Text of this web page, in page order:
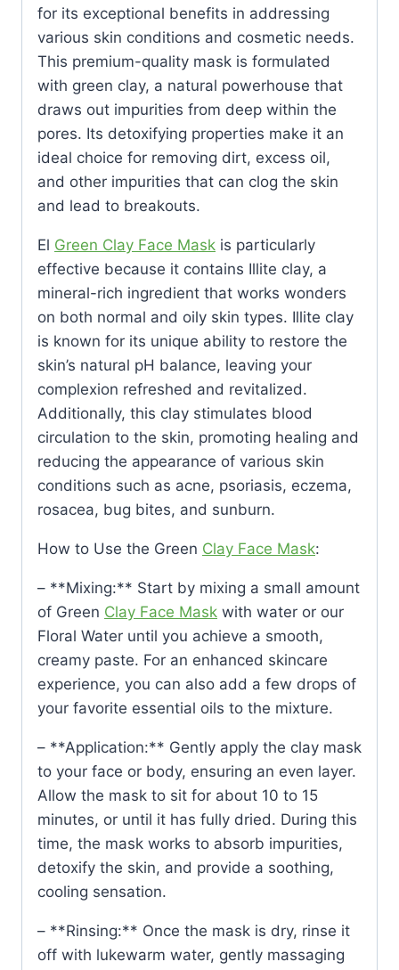
for its exceptional benefits in addressing
various skin conditions and cosmetic needs.
This premium-quality mask is formulated
with green clay, a natural powerhouse that
draws out impurities from deep within the
pores. Its detoxifying properties make it an
ideal choice for removing dirt, excess oil,
and other impurities that can clog the skin
and lead to breakouts.
El Green Clay Face Mask is particularly
effective because it contains Illite clay, a
mineral-rich ingredient that works wonders
on both normal and oily skin types. Illite clay
is known for its unique ability to restore the
skin’s natural pH balance, leaving your
complexion refreshed and revitalized.
Additionally, this clay stimulates blood
circulation to the skin, promoting healing and
reducing the appearance of various skin
conditions such as acne, psoriasis, eczema,
rosacea, bug bites, and sunburn.
How to Use the Green Clay Face Mask:
– **Mixing:** Start by mixing a small amount
of Green Clay Face Mask with water or our
Floral Water until you achieve a smooth,
creamy paste. For an enhanced skincare
experience, you can also add a few drops of
your favorite essential oils to the mixture.
– **Application:** Gently apply the clay mask
to your face or body, ensuring an even layer.
Allow the mask to sit for about 10 to 15
minutes, or until it has fully dried. During this
time, the mask works to absorb impurities,
detoxify the skin, and provide a soothing,
cooling sensation.
– **Rinsing:** Once the mask is dry, rinse it
off with lukewarm water, gently massaging